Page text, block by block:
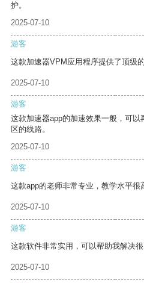
护。
2025-07-10
游客
这款加速器VPM应用程序提供了顶级
2025-07-10
游客
这款加速器app的加速效果一般，可
区的线路。
2025-07-10
游客
这款app的老师非常专业，教学水平很
2025-07-10
游客
这款软件非常实用，可以帮助我解决很
2025-07-10